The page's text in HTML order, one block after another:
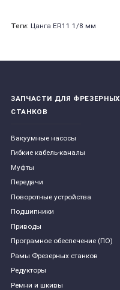
Теги: Цанга ER11 1/8 мм
ЗАПЧАСТИ ДЛЯ ФРЕЗЕРНЫХ
СТАНКОВ
Вакуумные насосы
Гибкие кабель-каналы
Муфты
Передачи
Поворотные устройства
Подшипники
Приводы
Програмное обеспечение (ПО)
Рамы Фрезерных станков
Редукторы
Ремни и шкивы